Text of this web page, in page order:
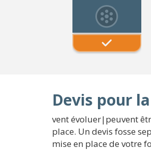
Devis pour
vent évoluer|peuvent
place. Un devis fosse
mise en place de votre